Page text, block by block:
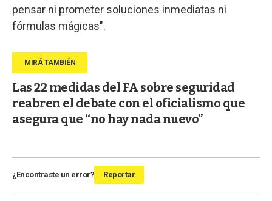
pensar ni prometer soluciones inmediatas ni
fórmulas mágicas".
Las 22 medidas del FA sobre seguridad
reabren el debate con el oficialismo que
asegura que “no hay nada nuevo”
¿Encontraste un error? Reportar